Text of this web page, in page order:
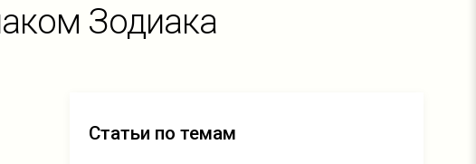
Зодиака
Статьи по темам